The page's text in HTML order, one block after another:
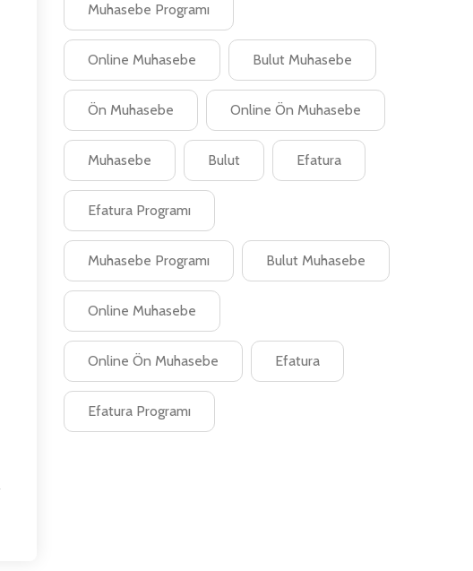
Muhasebe Programı
Online Muhasebe Bulut Muhasebe
Ön Muhasebe Online Ön Muhasebe
Muhasebe Bulut Efatura
Efatura Programı
Muhasebe Programı Bulut Muhasebe
Online Muhasebe
Online Ön Muhasebe Efatura
Efatura Programı